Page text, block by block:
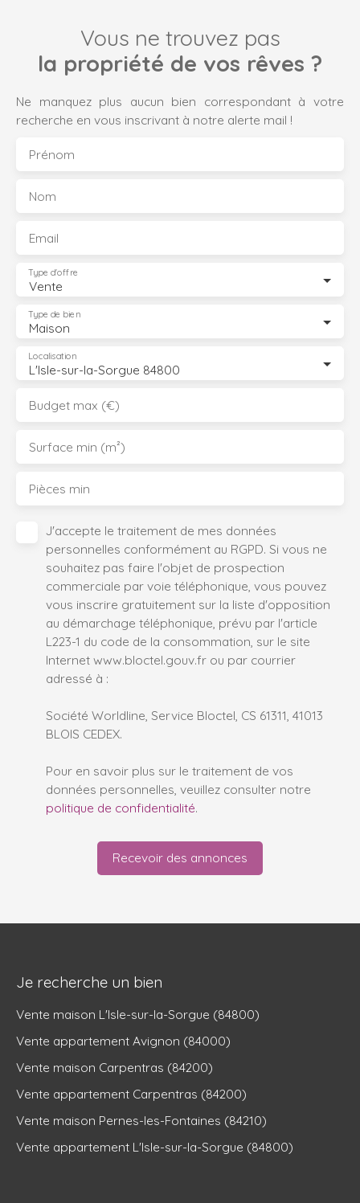
Vous ne trouvez pas
la propriété de vos rêves ?
Ne manquez plus aucun bien correspondant à votre
recherche en vous inscrivant à notre alerte mail !
Prénom
Nom
Email
Vente
Type d'offre
Maison
Type de bien
L'Isle-sur-la-Sorgue 84800
Localisation
Budget max (€)
Surface min (m²)
Pièces min
J'accepte le traitement de mes données
personnelles conformément au RGPD. Si vous ne
souhaitez pas faire l'objet de prospection
commerciale par voie téléphonique, vous pouvez
vous inscrire gratuitement sur la liste d'opposition
au démarchage téléphonique, prévu par l'article
L223-1 du code de la consommation, sur le site
Internet www.bloctel.gouv.fr ou par courrier
adressé à :
Société Worldline, Service Bloctel, CS 61311, 41013
BLOIS CEDEX.
Pour en savoir plus sur le traitement de vos
données personnelles, veuillez consulter notre
politique de confidentialité.
Recevoir des annonces
Je recherche un bien
Vente maison L'Isle-sur-la-Sorgue (84800)
Vente appartement Avignon (84000)
Vente maison Carpentras (84200)
Vente appartement Carpentras (84200)
Vente maison Pernes-les-Fontaines (84210)
Vente appartement L'Isle-sur-la-Sorgue (84800)